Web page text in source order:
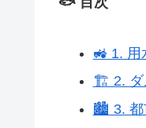
🚜 1.
🏗️ 2. ダ
🏙️ 3. 都